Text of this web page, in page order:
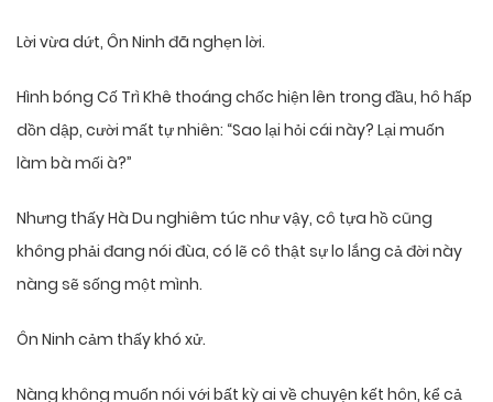
Lời vừa dứt, Ôn Ninh đã nghẹn lời.
Hình bóng Cố Trì Khê thoáng chốc hiện lên trong đầu, hô hấp
dồn dập, cười mất tự nhiên: “Sao lại hỏi cái này? Lại muốn
làm bà mối à?”
Nhưng thấy Hà Du nghiêm túc như vậy, cô tựa hồ cũng
không phải đang nói đùa, có lẽ cô thật sự lo lắng cả đời này
nàng sẽ sống một mình.
Ôn Ninh cảm thấy khó xử.
Nàng không muốn nói với bất kỳ ai về chuyện kết hôn, kể cả